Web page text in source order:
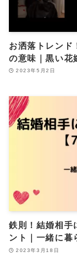
お洒落トレンド
の意味｜黒い花
2023年5月2日
鉄則！結婚相手
ント｜一緒に暮
2023年3月18日